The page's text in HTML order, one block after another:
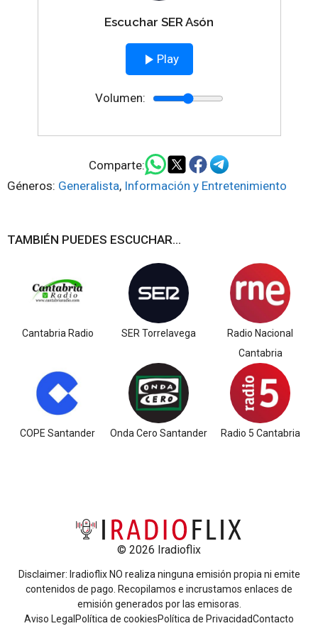
Escuchar SER Asón
Play
Volumen:
Comparte:
Géneros: Generalista, Información y Entretenimiento
TAMBIÉN PUEDES ESCUCHAR...
Cantabria Radio SER Torrelavega
Radio Nacional
Cantabria
COPE Santander Onda Cero Santander Radio 5 Cantabria
© 2026 Iradioflix
Disclaimer: Iradioflix NO realiza ninguna emisión propia ni emite
contenidos de pago. Recopilamos e incrustamos enlaces de
emisión generados por las emisoras.
Aviso LegalPolítica de cookiesPolítica de PrivacidadContacto